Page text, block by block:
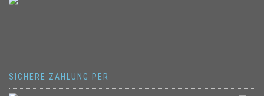
SICHERE ZAHLUNG PER